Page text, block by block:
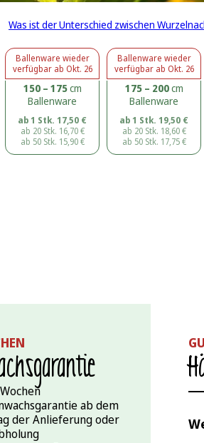
Was ist der Unterschied zwischen
Ballenware wieder
verfügbar ab Okt. 26
150 – 175cm
Ballenware
ab 1 Stk. 17,50 €
ab 20 Stk. 16,70€
ab 50 Stk. 15,90€
Ballenware wieder
verfügbar ab Okt. 26
175 – 200cm
Ballenware
ab 1 Stk. 19,50 €
ab 20 Stk. 18,60€
ab 50 Stk. 17,75€
ab dem
der Anlieferung oder